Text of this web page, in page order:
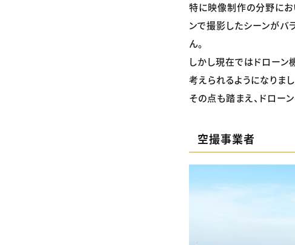
特に映像制作の分野にお
ンで撮影したシーンがバ
ん。
しかし現在ではドローン
考えられるようになりまし
その点も踏まえ、ドロー
空撮事業者